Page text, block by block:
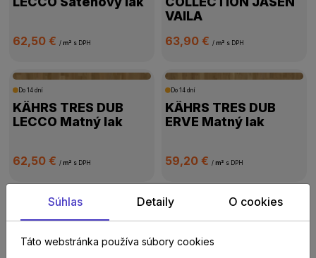
62,50 €/ m² s DPH
VAILA
63,90 € / m² s DPH
Do 14 dní
KÄHRS TRES DUB
LECCO Matný lak
62,50 €/ m² s DPH
Do 14 dní
KÄHRS TRES DUB
ERVE Matný lak
59,20 € / m² s DPH
NORDIC NATURALS
NORDIC NATURALS
Súhlas Detaily O cookies
Táto webstránka používa súbory cookies